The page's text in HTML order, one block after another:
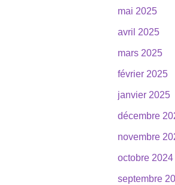
mai 2025
avril 2025
mars 2025
février 2025
janvier 2025
décembre
novembre
octobre 2024
septembre